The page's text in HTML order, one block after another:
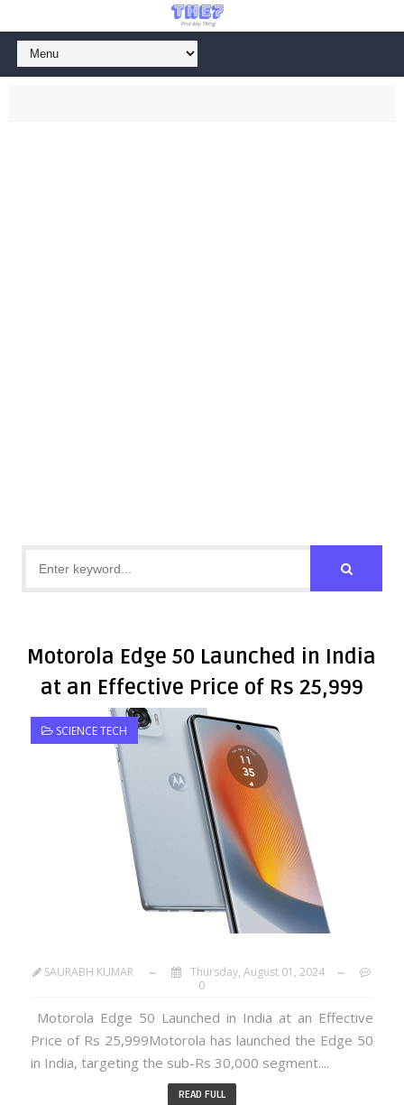
Motorola Edge 50 Launched in India
at an Effective Price of Rs 25,999
SCIENCE TECH
SAURABH KUMAR
Thursday, August 01, 2024
0
Motorola Edge 50 Launched in India at an Effective
Price of Rs 25,999Motorola has launched the Edge 50
in India, targeting the sub-Rs 30,000 segment....
READ FULL